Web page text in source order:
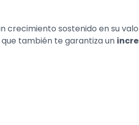
crecimiento sostenido en su
también te garantiza un